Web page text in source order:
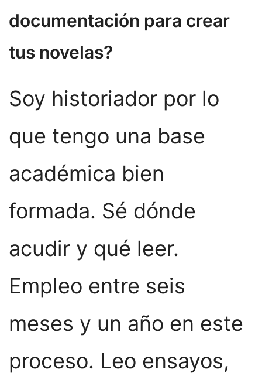
documentación para crear
tus novelas?
Soy historiador por lo
que tengo una base
académica bien
formada. Sé dónde
acudir y qué leer.
Empleo entre seis
meses y un año en este
proceso. Leo ensayos,